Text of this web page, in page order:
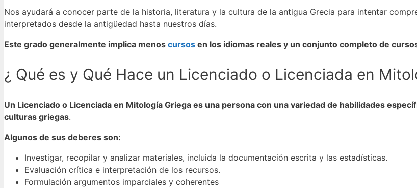
Nos ayudará a conocer parte de la historia, literatura y la cultura de la antigua Grecia para intentar
interpretados desde la antigüedad hasta nuestros días.
Este grado generalmente implica menos cursos en los idiomas reales y un conjunto completo de
¿ Qué es y Qué Hace un Licenciado o Licenciada en
Un Licenciado o Licenciada en Mitología Griega es una persona con una variedad de habilidades
culturas griegas.
Algunos de sus deberes son:
Investigar, recopilar y analizar materiales, incluida la documentación escrita y las estadísticas.
Evaluación crítica e interpretación de los recursos.
Formulación argumentos imparciales y coherentes